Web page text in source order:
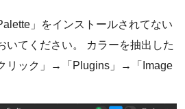
」をインストールされてない
いてください。 カラーを抽出した
リック」→「Plugins」→「Image